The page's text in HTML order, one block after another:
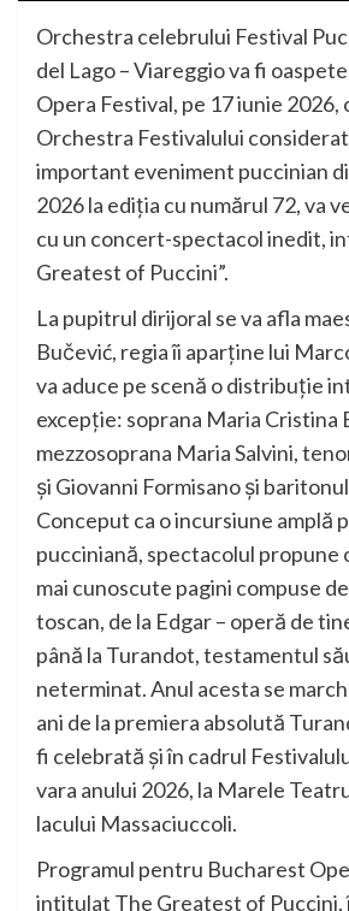
Orchestra celebrului Festival
del Lago – Viareggio va fi
Opera Festival, pe 17 iunie 2026,
Orchestra Festivalului considerat
important eveniment puccinian
2026 la ediţia cu numărul 72, va
cu un concert-spectacol inedit,
Greatest of Puccini”.
La pupitrul dirijoral se va afla
Bučević, regia îi aparţine lui
va aduce pe scenă o distribuție
excepție: soprana Maria Cristina
mezzosoprana Maria Salvini,
și Giovanni Formisano și
Conceput ca o incursiune amplă
pucciniană, spectacolul propune
mai cunoscute pagini compuse
toscan, de la Edgar – operă de
până la Turandot, testamentul
neterminat. Anul acesta se
ani de la premiera absolută
fi celebrată și în cadrul
vara anului 2026, la Marele
lacului Massaciuccoli.
Programul pentru Bucharest
intitulat The Greatest of Puccini,